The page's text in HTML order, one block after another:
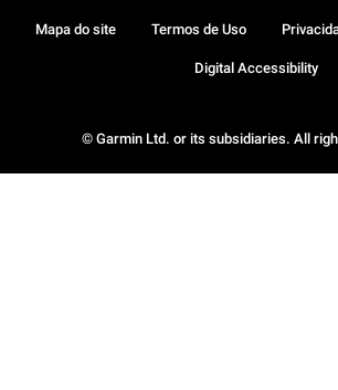
© Garmin Ltd. or its subsidiaries. All
Mapa do site Termos de Uso
Digital Accessibility